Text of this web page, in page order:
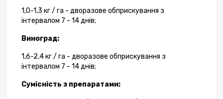
1,0-1,3 кг/ га - дворазове обприскування з
інтервалом 7 - 14днів;
Виноград:
1,6-2,4кг/ га - дворазове обприскування з
інтервалом 7 - 14днів;
Сумісність з препаратами: